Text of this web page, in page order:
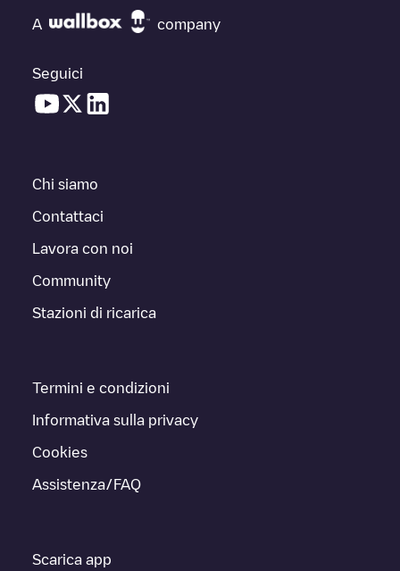
A company
Seguici
Chi siamo
Contattaci
Lavora con noi
Community
Stazioni di ricarica
Termini e condizioni
Informativa sulla privacy
Cookies
Assistenza/FAQ
Scarica app